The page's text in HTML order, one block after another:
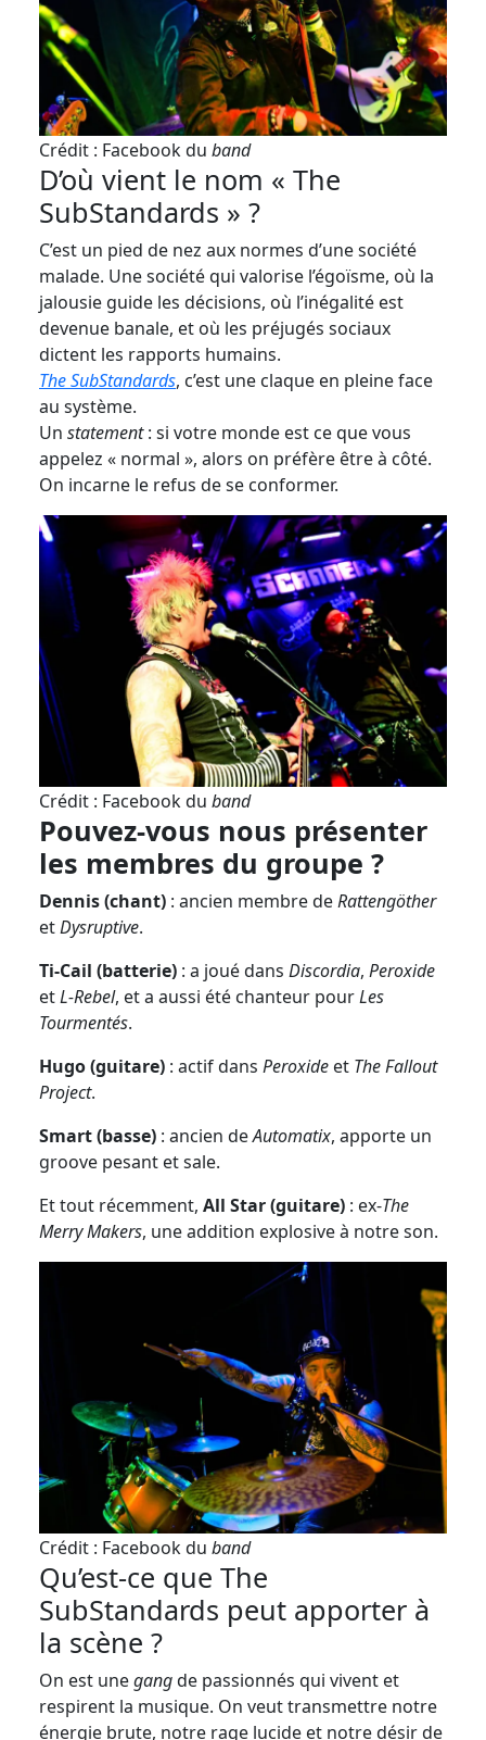
Crédit : Facebook du band
D’où vient le nom « The
SubStandards » ?
C’est un pied de nez aux normes d’une société
malade. Une société qui valorise l’égoïsme, où la
jalousie guide les décisions, où l’inégalité est
devenue banale, et où les préjugés sociaux
dictent les rapports humains.
The SubStandards, c’est une claque en pleine face
au système.
Un statement: si votre monde est ce que vous
appelez « normal », alors on préfère être à côté.
On incarne le refus de se conformer.
Crédit : Facebook du band
Pouvez-vous nous présenter
les membres du groupe ?
Dennis (chant) : ancien membre deRattengöther
etDysruptive.
Ti-Cail (batterie) : a joué dans Discordia, Peroxide
etL-Rebel, et a aussi été chanteur pourLes
Tourmentés.
Hugo (guitare) : actif dans Peroxide et The Fallout
Project.
Smart (basse) : ancien deAutomatix, apporte un
groove pesant et sale.
Et tout récemment, All Star (guitare) : ex-The
Merry Makers, une addition explosive à notre son.
Crédit : Facebook du band
Qu’est-ce que The
SubStandards peut apporter à
la scène ?
On est unegangde passionnés qui vivent et
respirent la musique. On veut transmettre notre
énergie brute, notre rage lucide et notre désir de